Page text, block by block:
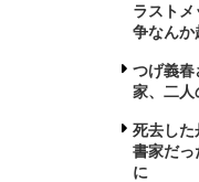
ラスト
争なんか
つげ義
家、二人
死去した
書家だ
に